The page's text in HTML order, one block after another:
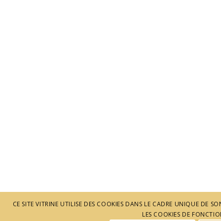
CE SITE VITRINE UTILISE DES COOKIES DANS LE CADRE UNIQUE DE
LES COOKIES DE